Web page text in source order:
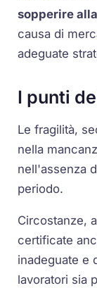
sopperire
causa di
adeguate
I punti
Le fragilità,
nella
nell'assenza
periodo.
Circostanze,
certificate
inadeguate e
lavoratori sia